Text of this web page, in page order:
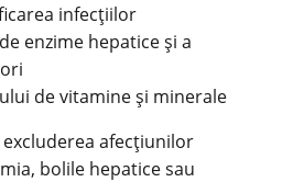
infecţiilor
enzime hepatice și a
de vitamine și minerale
afecţiunilor
bolile hepatice sau